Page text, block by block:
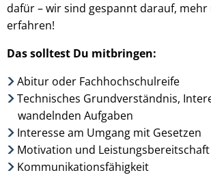
dafür – wir sind gespannt darauf, mehr
erfahren!
Das solltest Du mitbringen:
Abitur oder Fachhochschulreife
Technisches Grundverständnis,
wandelnden Aufgaben
Interesse am Umgang mit Gesetzen
Motivation und Leistungsbereitschaft
Kommunikationsfähigkeit